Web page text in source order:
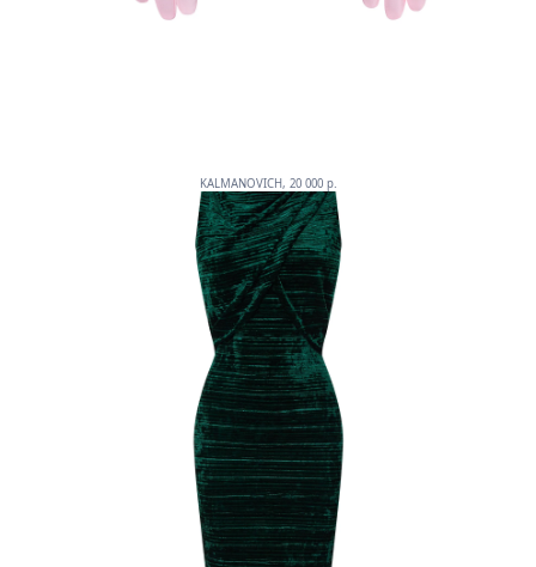
KALMANOVICH, 20 000 p.